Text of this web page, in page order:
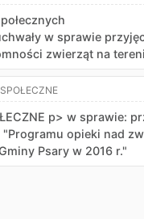
w sprawie
zwierząt na
p> w sprawie:
opieki nad
Psary w 2016 r."